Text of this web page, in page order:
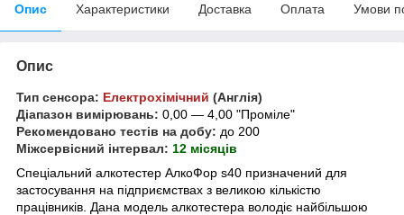
Опис Характеристики Доставка Оплата Умови
Опис
Тип сенсора: Електрохімічний (Англія)
Діапазон вимірювань: 0,00 ― 4,00 "Проміле"
Рекомендовано тестів на добу: до 200
Міжсервісний інтервал: 12 місяців
Спеціальний алкотестер АлкоФор s40 призначений для
застосування на підприємствах з великою кількістю
працівників. Дана модель алкотестера володіє найбільшою